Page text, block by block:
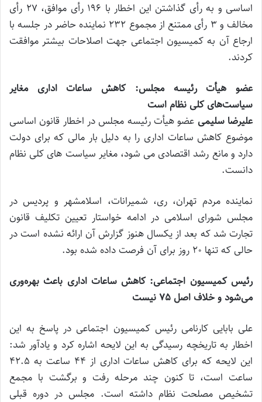
اساسی و به رأی گذاشتن این اخطار با 196 رأی موافق، 27 رأی
مخالف و 3 رأی ممتنع از مجموع 232 نماینده حاضر در جلسه با
ارجاع آن به کمیسیون اجتماعی جهت اصلاحات بیشتر موافقت
کردند.
عضو هیأت رئیسه مجلس: کاهش ساعات اداری مغایر
سیاست‌های کلی نظام است
علیرضا سلیمی عضو هیأت رئیسه مجلس در اخطار قانون اساسی
موضوع کاهش ساعات اداری را به دلیل بار مالی که برای دولت
دارد و مانع رشد اقتصادی می شود، مغایر سیاست های کلی نظام
دانست.
نماینده مردم تهران، ری، شمیرانات، اسلامشهر و پردیس در
مجلس شورای اسلامی در ادامه خواستار تعیین تکلیف قانون
تجارت شد که بعد از یکسال هنوز گزارش آن ارائه نشده است در
حالی که تنها 20 روز برای آن فرصت داده شده بود.
رئیس کمیسیون اجتماعی: کاهش ساعات اداری باعث بهره‌وری
می‌شود و خلاف اصل 75 نیست
علی بابایی کارنامی رئیس کمیسیون اجتماعی در پاسخ به این
اخطار به تاریخچه رسیدگی به این لایحه اشاره کرد و یادآور شد:
این لایحه که برای کاهش ساعات اداری از 44 ساعت به 42.5
ساعت است، تا کنون چند مرحله رفت و برگشت با مجمع
تشخیص مصلحت نظام داشته است. مجلس در دوره قبلی